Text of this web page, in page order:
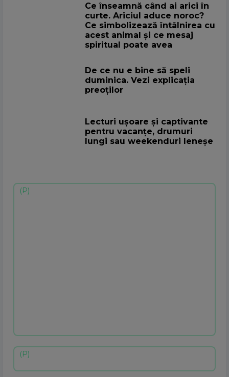
Ce înseamnă când ai arici în
curte. Ariciul aduce noroc?
Ce simbolizează întâlnirea cu
acest animal și ce mesaj
spiritual poate avea
De ce nu e bine să speli
duminica. Vezi explicația
preoților
Lecturi ușoare și captivante
pentru vacanțe, drumuri
lungi sau weekenduri leneșe